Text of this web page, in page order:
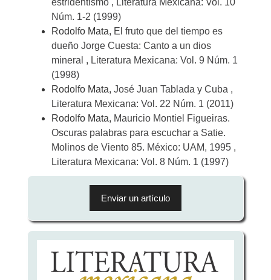
Núm. 1-2 (1999)
Rodolfo Mata, El fruto que del tiempo es
dueño Jorge Cuesta: Canto a un dios
mineral , Literatura Mexicana: Vol. 9 Núm. 1
(1998)
Rodolfo Mata, José Juan Tablada y Cuba ,
Literatura Mexicana: Vol. 22 Núm. 1 (2011)
Rodolfo Mata, Mauricio Montiel Figueiras.
Oscuras palabras para escuchar a Satie.
Molinos de Viento 85. México: UAM, 1995 ,
Literatura Mexicana: Vol. 8 Núm. 1 (1997)
Enviar
Enviar un artículo